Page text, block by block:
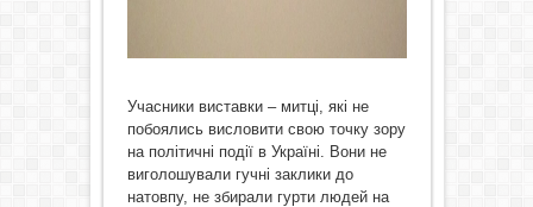
Учасники виставки – митці, які не
побоялись висловити свою точку зору
на політичні події в Україні. Вони не
виголошували гучні заклики до
натовпу, не збирали гурти людей на